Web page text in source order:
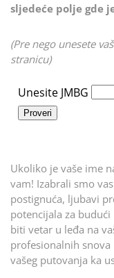
sljedeće polje gde
(Pre nego unesete
stranicu)
Ukoliko je vaše ime
vam! Izabrali smo
postignuća, ljubavi
potencijala za
biti vetar u leđa na
profesionalnih snova
vašeg putovanja ka